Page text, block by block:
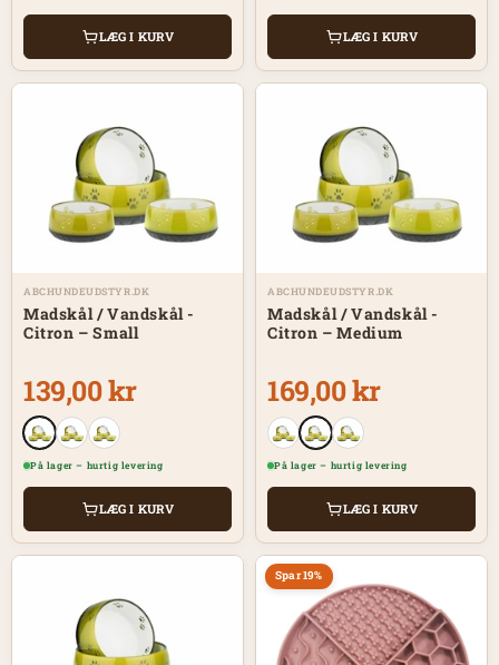
LÆG I KURV LÆG I KURV
ABCHUNDEUDSTYR.DK
Madskål / Vandskål -
Citron – Small
139,00 kr
På lager – hurtig levering
LÆG I KURV
ABCHUNDEUDSTYR.DK
Madskål / Vandskål -
Citron – Medium
169,00 kr
På lager – hurtig levering
LÆG I KURV
Spar 19%